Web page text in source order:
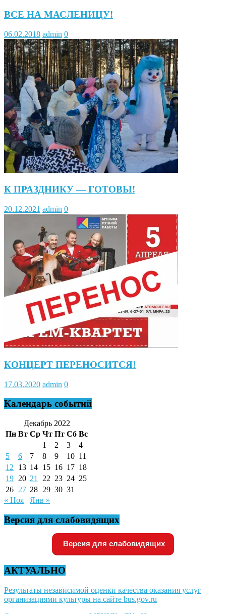
ВСЕ НА МАСЛЕНИЦУ!
06.02.2018 admin 0
К ПРАЗДНИКУ — ГОТОВЫ!
20.12.2021 admin 0
КОНЦЕРТ ПЕРЕНОСИТСЯ!
17.03.2020 admin 0
Календарь событий
Декабрь 2022
Пн Вт Ср Чт Пт Сб Вс
1
2 3
4
5
6 7 8 9 10 11
12
13 14 15 16 17 18
19 20 21 22 23 24 25
26 27 28 29 30 31
« Ноя
Янв »
Версия для слабовидящих
Версия для слабовидящих
АКТУАЛЬНО
Результаты независимой оценки качества оказания услуг
организациями культуры на сайте bus.gov.ru